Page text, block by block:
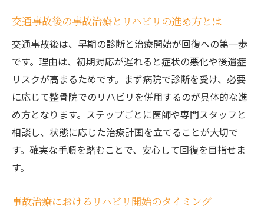
交通事故後の事故治療とリハビリの進め方とは
交通事故後は、早期の診断と治療開始が回復への第一歩
です。理由は、初期対応が遅れると症状の悪化や後遺症
リスクが高まるためです。まず病院で診断を受け、必要
に応じて整骨院でのリハビリを併用するのが具体的な進
め方となります。ステップごとに医師や専門スタッフと
相談し、状態に応じた治療計画を立てることが大切で
す。確実な手順を踏むことで、安心して回復を目指せま
す。
事故治療におけるリハビリ開始のタイミング